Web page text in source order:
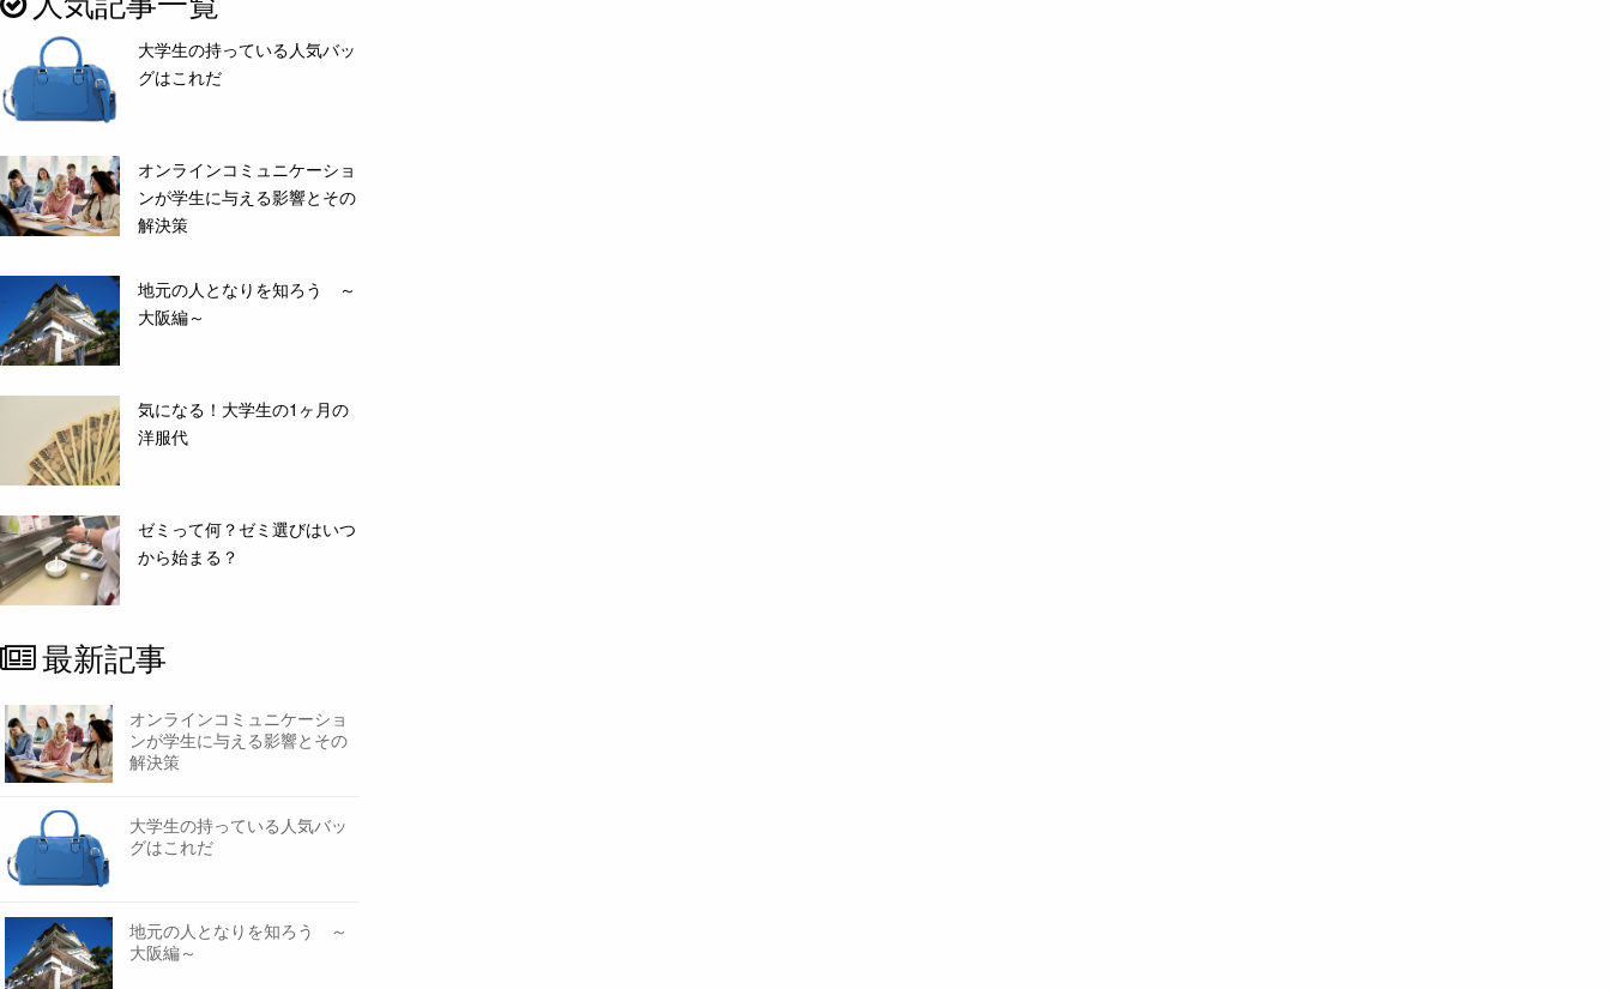
大学生の持っている人気バッ
グはこれだ
オンラインコミュニケーショ
ンが学生に与える影響とその
解決策
地元の人となりを知ろう ～
大阪編～
気になる！大学生の1ヶ月の
洋服代
ゼミって何？ゼミ選びはいつ
から始まる？
最新記事
オンラインコミュニケーショ
ンが学生に与える影響とその
解決策
大学生の持っている人気バッ
グはこれだ
地元の人となりを知ろう ～
大阪編～